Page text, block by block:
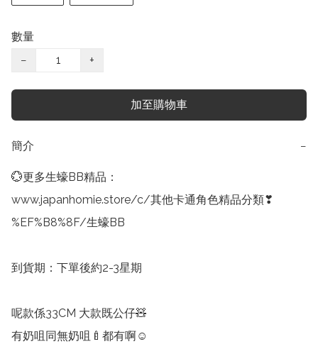
數量
−
+
加至購物車
簡介 −
💮更多生蠔BB精品：
www.japanhomie.store/c/其他卡通角色精品分類❣
%EF%B8%8F/生蠔BB
到貨期：下單後約2-3星期
呢款係33CM 大款既公仔🧸
有奶咀同無奶咀🍼都有啊☺️